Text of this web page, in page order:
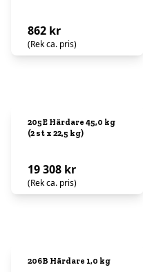
862 kr
(Rek ca. pris)
205E Härdare 45,0 kg
(2 st x 22,5 kg)
19 308 kr
(Rek ca. pris)
206B Härdare 1,0 kg